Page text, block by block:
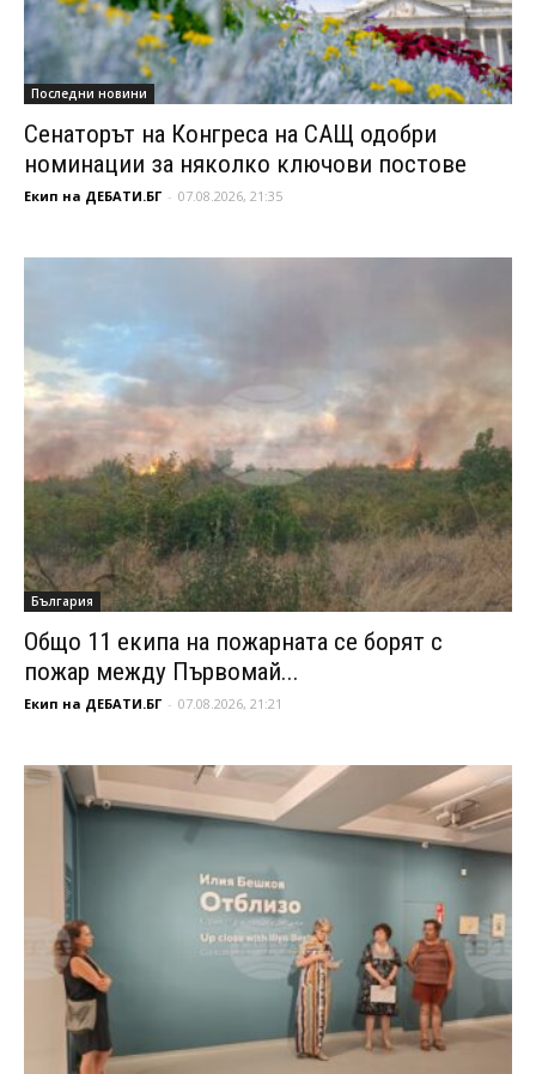
Последни новини
Сенаторът на Конгреса на САЩ одобри
номинации за няколко ключови постове
Екип на ДЕБАТИ.БГ - 07.08.2026, 21:35
България
Общо 11 екипа на пожарната се борят с
пожар между Първомай...
Екип на ДЕБАТИ.БГ - 07.08.2026, 21:21